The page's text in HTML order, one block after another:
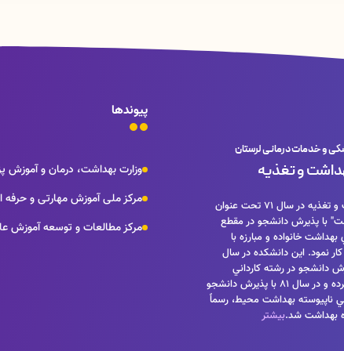
و خدمات درمانی لرستان
و تغذیه
دانشكده بهداشت و تغذيه در سال 71 تحت عنوان
با پذيرش دانشجو در مقطع
خانواده و مبارزه با
كار نمود. اين دانشكده در سال
دانشجو در رشته كارداني
بهداشت محيط كرده و در سال 81 با پذيرش دانشجو
ناپيوسته بهداشت محيط، رسماً
بهداشت شد.بیشتر
پیوندها
وزارت بهداشت، درمان و آموزش
مرکز ملی آموزش مهارتی و حرفه
مرکز مطالعات و توسعه آموزش